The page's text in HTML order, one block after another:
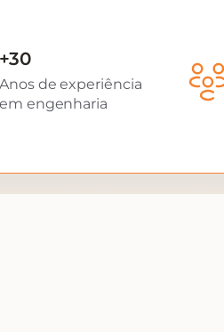
+30
Anos de experiência
em engenharia